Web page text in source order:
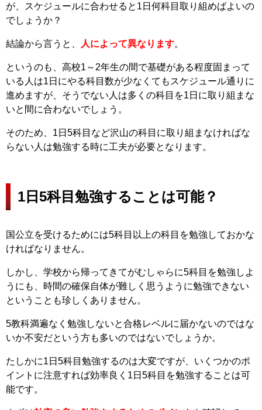
が、スケジュールに合わせると1日何科目取り組めばよいの
でしょうか？
結論から言うと、 人によって異なります。
というのも、高校1～2年生の間で基礎がある程度固まって
いる人は1日にやる科目数が少なくてもスケジュール通りに
進めますが、そうでない人は多くの科目を1日に取り組まな
いと間に合わないでしょう。
そのため、1日5科目など沢山の科目に取り組まなければな
らない人は勉強する時に工夫が必要となります。
1日5科目勉強することは可能？
国公立を受けるためには5科目以上の科目を勉強しておかな
ければなりません。
しかし、学校から帰ってきてがむしゃらに5科目を勉強しよ
うにも、時間の確保自体が難しく思うように勉強できない
ということも珍しくありません。
5教科満遍なく勉強しないと合格レベルに届かないのではな
いか不安だという方も多いのではないでしょうか。
たしかに1日5科目勉強するのは大変ですが、いくつかのポ
イントに注意すれば効率良く1日5科目を勉強することは可
能です。